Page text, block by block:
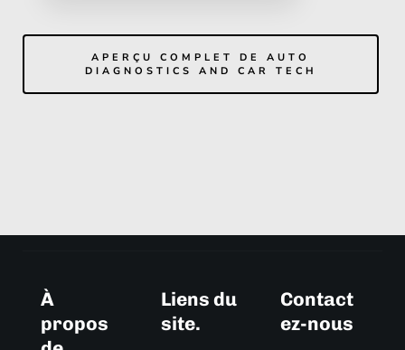
APERÇU COMPLET DE AUTO
DIAGNOSTICS AND CAR TECH
À
propos
Liens du
site.
Contact
ez-nous